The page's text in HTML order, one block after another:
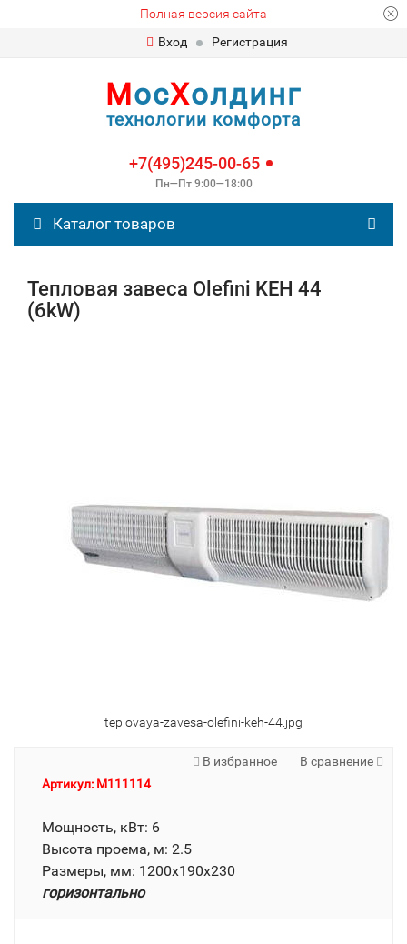
Полная версия сайта
Вход
Регистрация
МосХолдинг
технологии комфорта
+7(495)245-00-65
Пн—Пт 9:00—18:00
Каталог товаров
Тепловая завеса Olefini KEH 44
(6kW)
teplovaya-zavesa-olefini-keh-44.jpg
В избранное
В сравнение
Артикул: M111114
Мощность, кВт: 6
Высота проема, м: 2.5
Размеры, мм: 1200x190x230
горизонтально